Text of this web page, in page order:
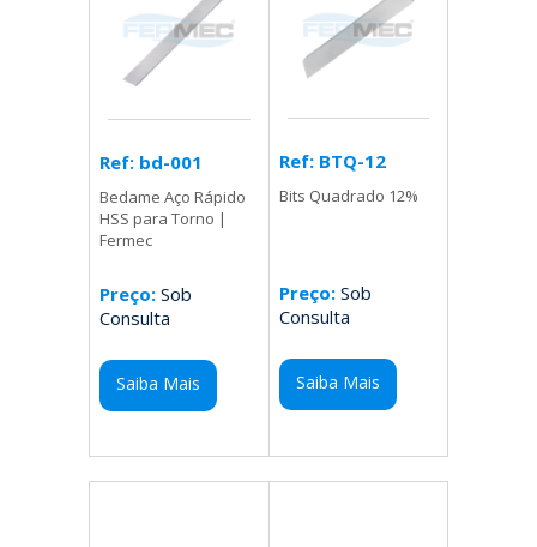
Ref: bd-001
Bedame Aço Rápido
HSS para Torno |
Fermec
Preço: Sob
Consulta
Saiba Mais
Ref: BTQ-12
Bits Quadrado 12%
Preço:Sob
Consulta
Saiba Mais